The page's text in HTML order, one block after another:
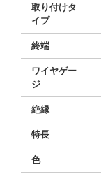
取り付けタ
イプ
終端
ワイヤゲー
ジ
絶縁
特長
色